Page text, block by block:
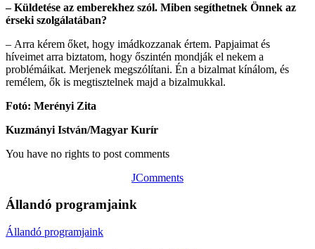
– Küldetése az emberekhez szól. Miben segíthetnek Önnek az
érseki szolgálatában?
– Arra kérem őket, hogy imádkozzanak értem. Papjaimat és
híveimet arra biztatom, hogy őszintén mondják el nekem a
problémáikat. Merjenek megszólítani. Én a bizalmat kínálom, és
remélem, ők is megtisztelnek majd a bizalmukkal.
Fotó: Merényi Zita
Kuzmányi István/Magyar Kurír
You have no rights to post comments
JComments
Állandó programjaink
Állandó programjaink